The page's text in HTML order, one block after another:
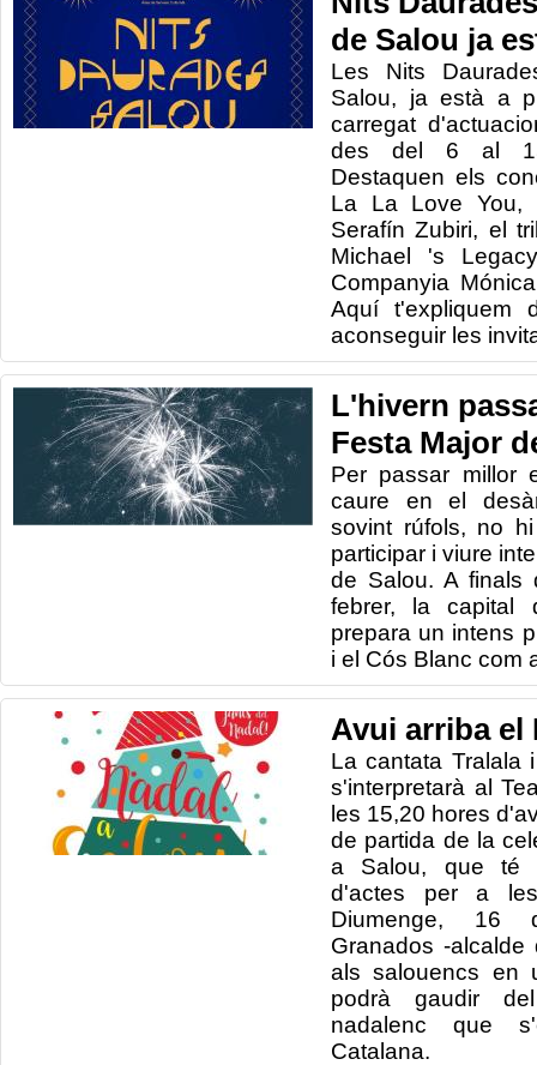
de Salou ja
Les Nits
Salou, ja està a
carregat
des del 6 al
Destaquen els
La La Love You,
Serafín Zubiri, el
Michael 's
Companyia
Aquí t'expliquem
aconseguir les
L'hivern
Festa Major
Per passar millor
caure
en el
sovint rúfols, no
participar i viure
de Salou. A finals
febrer, la capital
prepara un intens
i e l Cós Blanc com
Avui arriba el
La cantata Tralala
s'interpretarà al
les 15,20 hores
de partida de la
a Salou, que té
d'actes per a les
Diumenge, 16
Granados -alcalde
als salouencs en
podrà gaudir
nadalenc que
Catalana.